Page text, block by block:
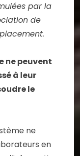
par la
de
ne peuvent
à leur
le
ne
en